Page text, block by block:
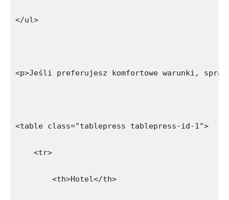
</ul>
<p>Jeśli preferujesz komfortowe warunki,
<table class="tablepress tablepress-id-1">
    <tr>
        <th>Hotel</th>